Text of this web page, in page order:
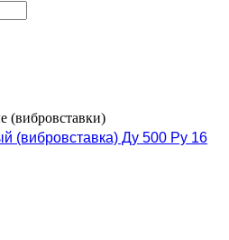
(вибровставки)
(вибровставка) Ду 500 Ру 16